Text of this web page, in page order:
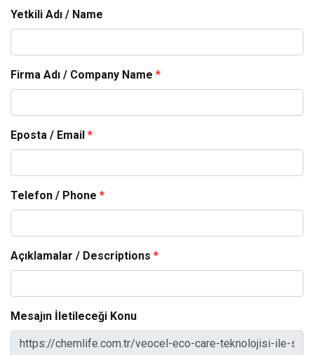
Yetkili Adı / Name
Firma Adı / Company Name *
Eposta / Email *
Telefon / Phone *
Açıklamalar / Descriptions *
Mesajın İletileceği Konu